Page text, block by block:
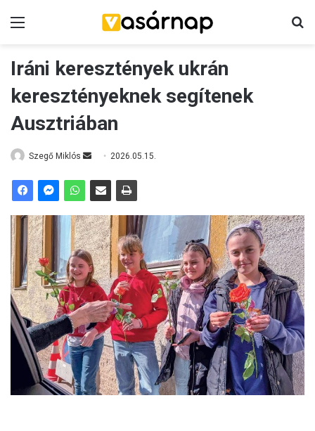
Iráni keresztények ukrán
keresztényeknek segítenek
Ausztriában
Szegő Miklós
n
a
n
e
m
a
i
l
2026.05.15.